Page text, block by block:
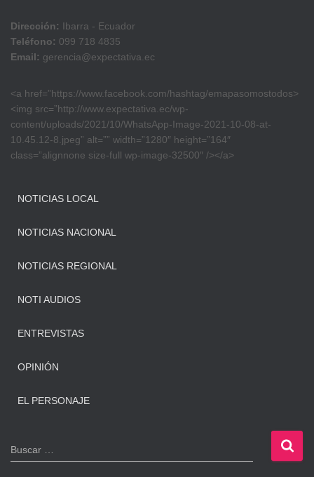
Dirección: Ibarra - Ecuador
Teléfono: 099 718 4835
Email: gerencia@expectativa.ec
<a href=”https://www.facebook.com/hashtag/emapasomostodos>
<img src=”http://www.expectativa.ec/wp-
content/uploads/2021/10/WhatsApp-Image-2021-10-08-at-
10.45.12-8.jpeg” alt=”” width=”1280″ height=”164″
class=”alignnone size-full wp-image-32500″ /></a>
NOTICIAS LOCAL
NOTICIAS NACIONAL
NOTICIAS REGIONAL
NOTI AUDIOS
ENTREVISTAS
OPINIÓN
EL PERSONAJE
B
u
Buscar …